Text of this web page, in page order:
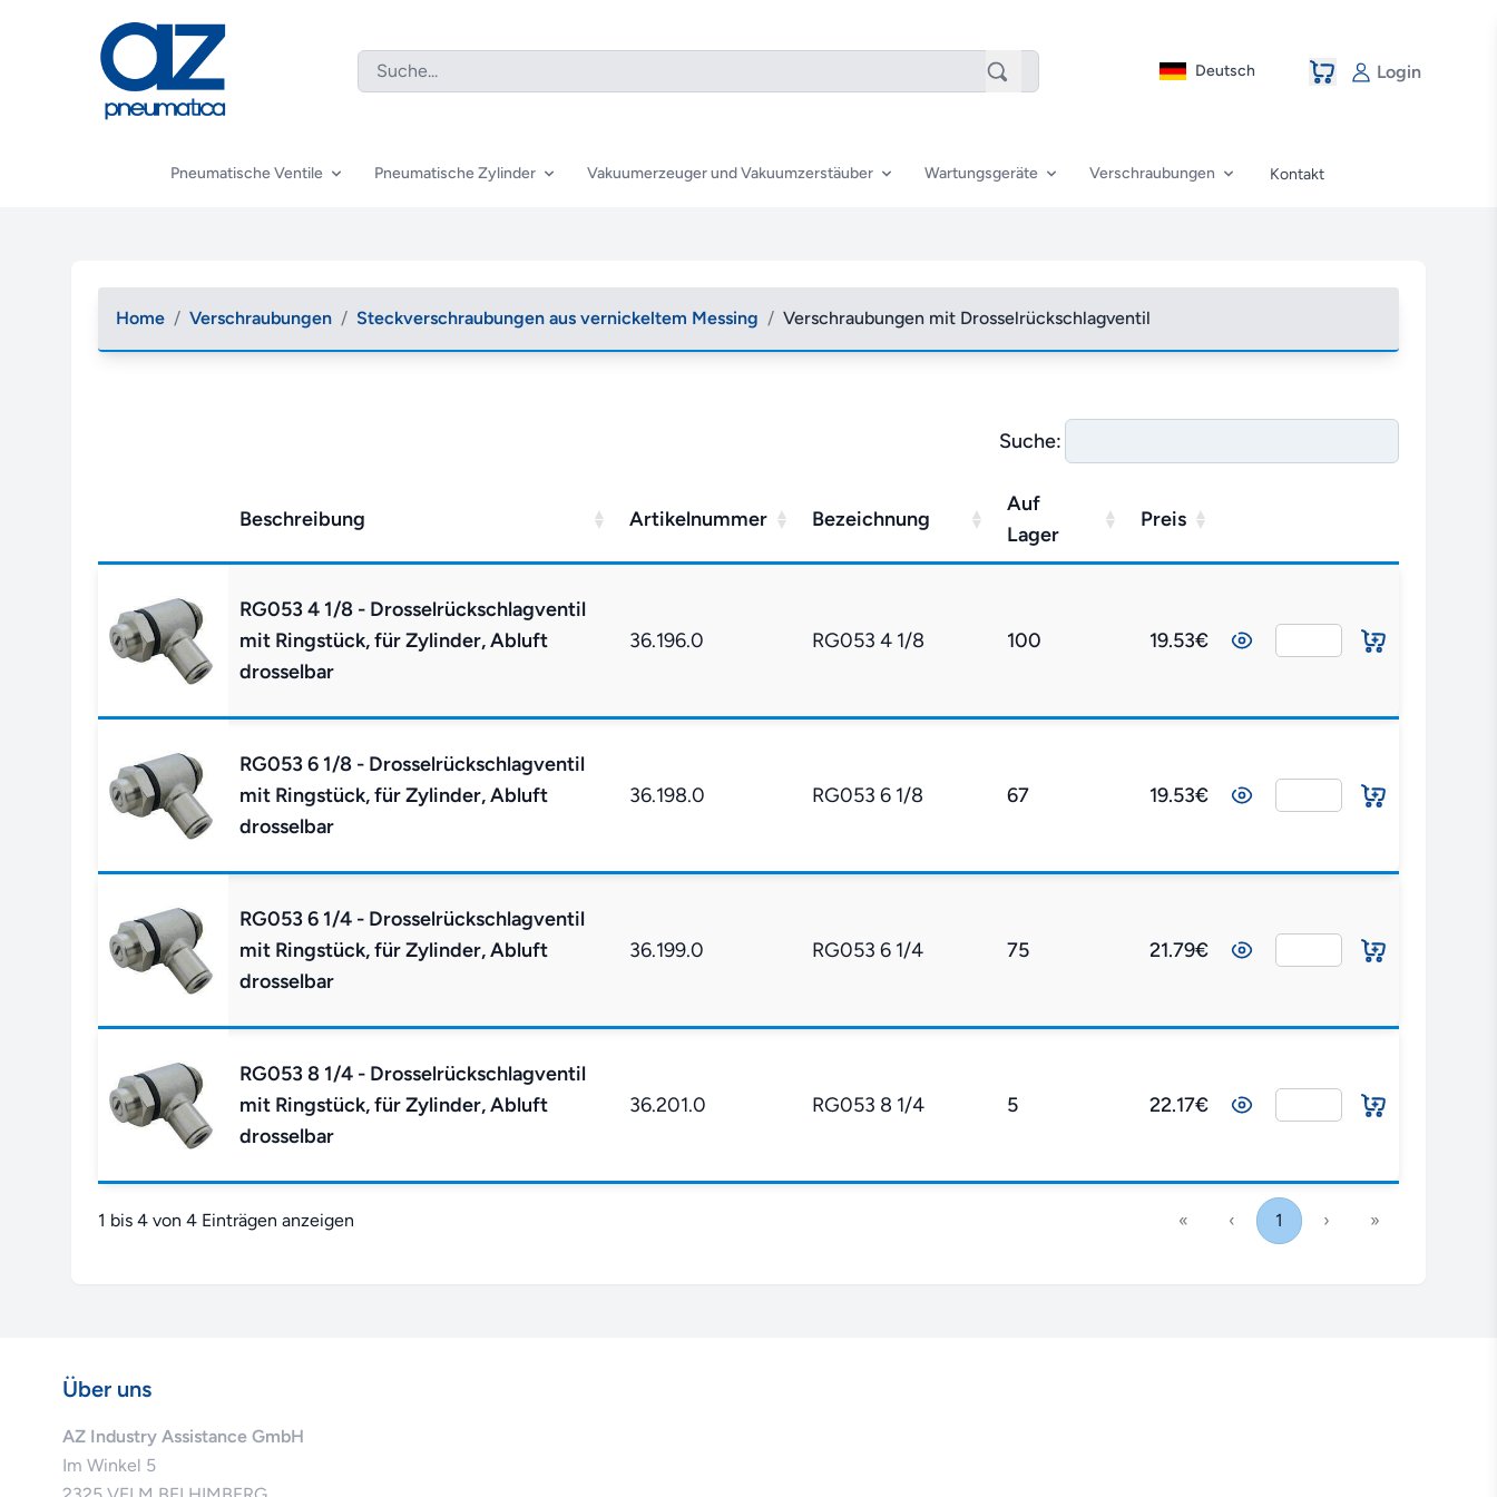
Deutsch Login
Pneumatische Ventile Pneumatische Zylinder Vakuumerzeuger und Vakuumzerstäuber Wartungsgeräte Verschraubungen Kontakt
Home / Verschraubungen / Steckverschraubungen aus vernickeltem Messing / Verschraubungen mit Drosselrückschlagventil
Suche:
Beschreibung Artikelnummer Bezeichnung
Auf
Lager
Preis
RG053 4 1/8 - Drosselrückschlagventil
mit Ringstück, für Zylinder, Abluft
drosselbar
36.196.0 RG053 4 1/8 100 19.53€
RG053 6 1/8 - Drosselrückschlagventil
mit Ringstück, für Zylinder, Abluft
drosselbar
36.198.0 RG053 6 1/8 67 19.53€
RG053 6 1/4 - Drosselrückschlagventil
mit Ringstück, für Zylinder, Abluft
drosselbar
36.199.0 RG053 6 1/4 75 21.79€
RG053 8 1/4 - Drosselrückschlagventil
mit Ringstück, für Zylinder, Abluft
drosselbar
36.201.0 RG053 8 1/4 5 22.17€
1 bis 4 von 4 Einträgen anzeigen « ‹ 1 › »
Über uns
AZ Industry Assistance GmbH
Im Winkel 5